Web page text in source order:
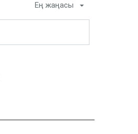
Ең жаңасы